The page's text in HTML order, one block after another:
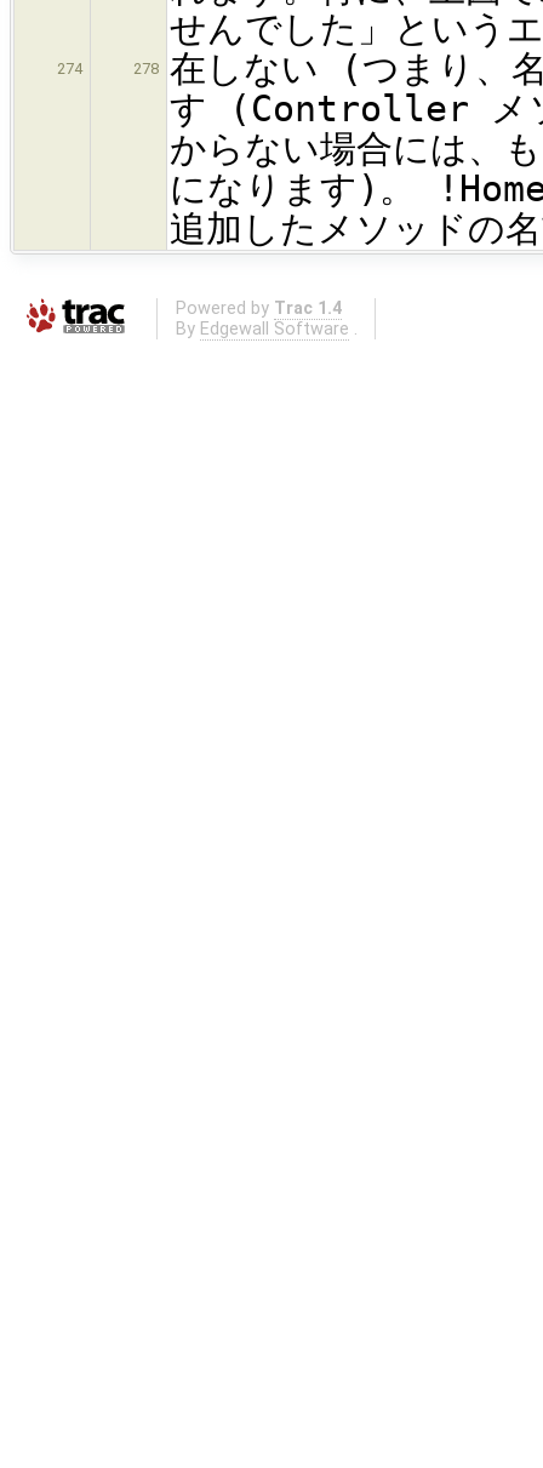
274 278
せんでした」とい
在しない (つまり、
す (Controller メソ
からない場合には、
になります)。
追加したメソッドの
Powered by Trac 1.4
By Edgewall Software .